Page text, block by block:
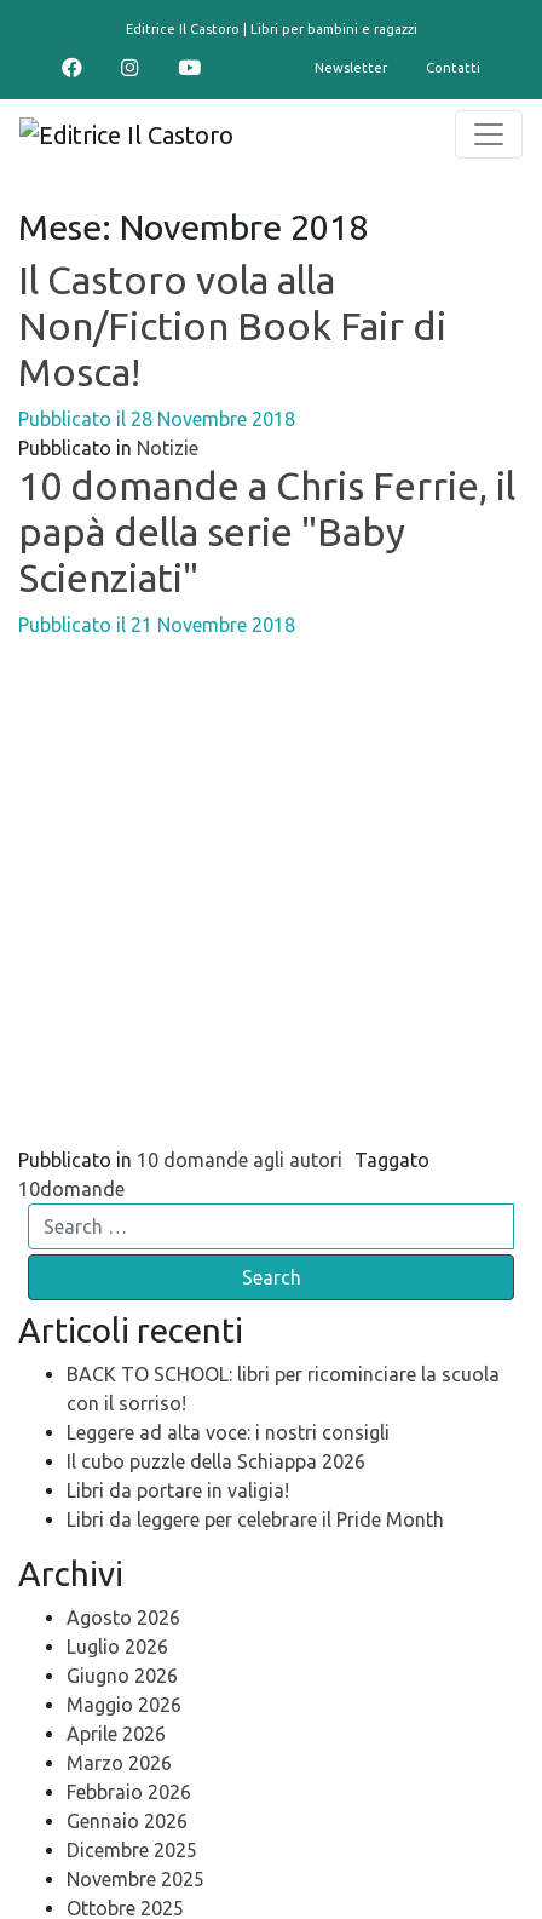
Editrice Il Castoro | Libri per bambini e ragazzi
Newsletter Contatti
Mese: Novembre 2018
Il Castoro vola alla
Non/Fiction Book Fair di
Mosca!
Pubblicato il 28 Novembre 2018
Pubblicato in Notizie
10 domande a Chris Ferrie, il
papà della serie "Baby
Scienziati"
Pubblicato il 21 Novembre 2018
Pubblicato in 10 domande agli autori
Taggato
10domande
Search
Articoli recenti
BACK TO SCHOOL: libri per ricominciare la scuola
con il sorriso!
Leggere ad alta voce: i nostri consigli
Il cubo puzzle della Schiappa 2026
Libri da portare in valigia!
Libri da leggere per celebrare il Pride Month
Archivi
Agosto 2026
Luglio 2026
Giugno 2026
Maggio 2026
Aprile 2026
Marzo 2026
Febbraio 2026
Gennaio 2026
Dicembre 2025
Novembre 2025
Ottobre 2025